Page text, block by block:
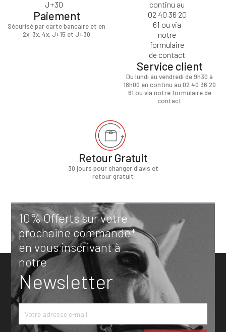
Paiement
Sécurisé par carte bancaire et en
2x, 3x, 4x, J+15 et J+30
Service client
Du lundi au vendredi de 9h30 à
18h00 en continu au 02 40 36 20
61 ou via notre formulaire de
contact
Retour Gratuit
30 jours pour changer d'avis et
retour gratuit
10% Offerts sur votre
prochaine commande*
en vous inscrivant à
notre
Newsletter